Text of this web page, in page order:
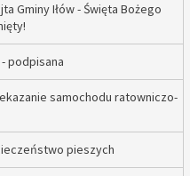
Gminy Iłów - Święta Bożego
- podpisana
samochodu ratowniczo-
pieszych